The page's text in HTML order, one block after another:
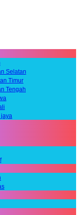
Selatan
Timur
Tengah